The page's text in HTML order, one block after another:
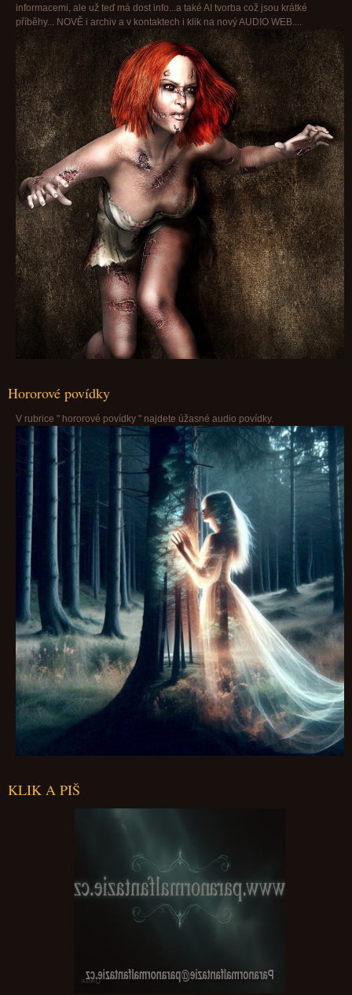
informacemi, ale už teď má dost info...a také AI tvorba což jsou krátké
příběhy... NOVĚ i archiv a v kontaktech i klik na nový AUDIO WEB....
Hororové povídky
V rubrice " hororové povídky " najdete úžasné audio povídky.
KLIK A PIŠ
Paranormalfantazie@paranormalfantazie.cz